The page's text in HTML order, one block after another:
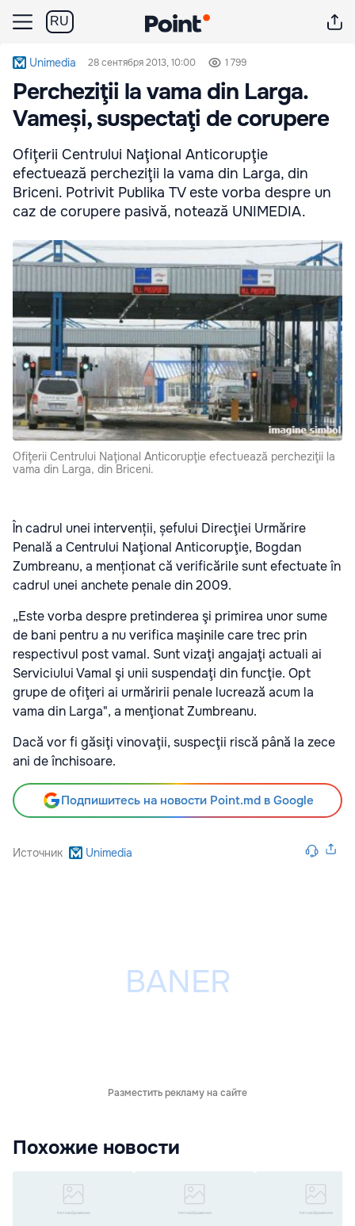
RU
Unimedia 28 сентября 2013, 10:00 1 799
Percheziţii la vama din Larga.
Vameși, suspectaţi de corupere
Ofiţerii Centrului Naţional Anticorupţie
efectuează percheziţii la vama din Larga, din
Briceni. Potrivit Publika TV este vorba despre un
caz de corupere pasivă, notează UNIMEDIA.
Ofiţerii Centrului Naţional Anticorupţie efectuează percheziţii la
vama din Larga, din Briceni.
În cadrul unei intervenții, șefului Direcţiei Urmărire
Penală a Centrului Naţional Anticorupţie, Bogdan
Zumbreanu, a menționat că verificările sunt efectuate în
cadrul unei anchete penale din 2009.
„Este vorba despre pretinderea şi primirea unor sume
de bani pentru a nu verifica maşinile care trec prin
respectivul post vamal. Sunt vizaţi angajaţi actuali ai
Serviciului Vamal şi unii suspendaţi din funcţie. Opt
grupe de ofiţeri ai urmăririi penale lucrează acum la
vama din Larga", a menţionat Zumbreanu.
Dacă vor fi găsiţi vinovaţii, suspecţii riscă până la zece
ani de închisoare.
Подпишитесь на новости Point.md в Google
Источник Unimedia
Разместить рекламу на сайте
Похожие новости